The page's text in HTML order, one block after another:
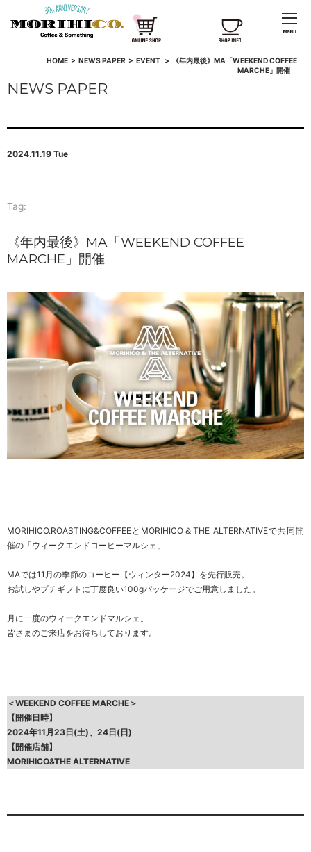
HOME> NEWS PAPER> EVENT >
《年内最後》MA「WEEKEND COFFEE
MARCHE」開催
NEWS PAPER
2024.11.19 Tue
Tag:
《年内最後》MA「WEEKEND COFFEE
MARCHE」開催
MORIHICO.ROASTING&COFFEEとMORIHICO＆THE ALTERNATIVEで共同開
催の「ウィークエンドコーヒーマルシェ」
MAでは11月の季節のコーヒー【ウィンター2024】を先行販売。
お試しやプチギフトに丁度良い100gパッケージでご用意しました。
月に一度のウィークエンドマルシェ。
皆さまのご来店をお待ちしております。
＜WEEKEND COFFEE MARCHE＞
【開催日時】
2024年11月23日(土)、24日(日)
【開催店舗】
MORIHICO&THE ALTERNATIVE